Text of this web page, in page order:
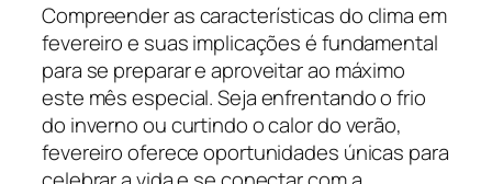
Compreender as características do clima em
fevereiro e suas implicações é fundamental
para se preparar e aproveitar ao máximo
este mês especial. Seja enfrentando o frio
do inverno ou curtindo o calor do verão,
fevereiro oferece oportunidades únicas para